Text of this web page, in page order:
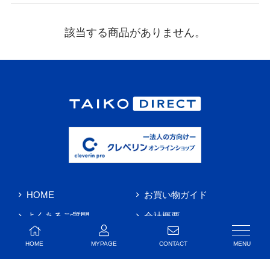
該当する商品がありません。
HOME お買い物ガイド
よくあるご質問 会社概要
お問い合わせ
HOME MYPAGE CONTACT